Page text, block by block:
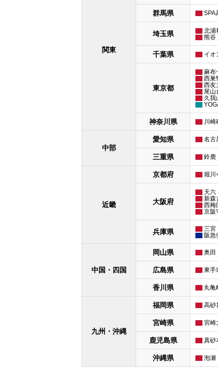
関東
群馬県 SPA
埼玉県 北浦
熊谷
千葉県 イオ
東京都
麻布
西巣
西友
尾山
久我
神奈川県 川崎
中部
愛知県 名古
三重県 鈴鹿
近畿
京都府 堀川
大阪府
天六
新森
西梅
京阪
兵庫県 三宮
阪急
中国・四国
岡山県 奥田
広島県 東手
香川県 丸亀
九州・沖縄
福岡県 高砂
宮崎県 宮崎
鹿児島県 真砂
沖縄県 泡瀬